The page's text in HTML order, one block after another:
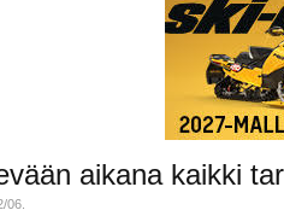
aikana kaikki
06